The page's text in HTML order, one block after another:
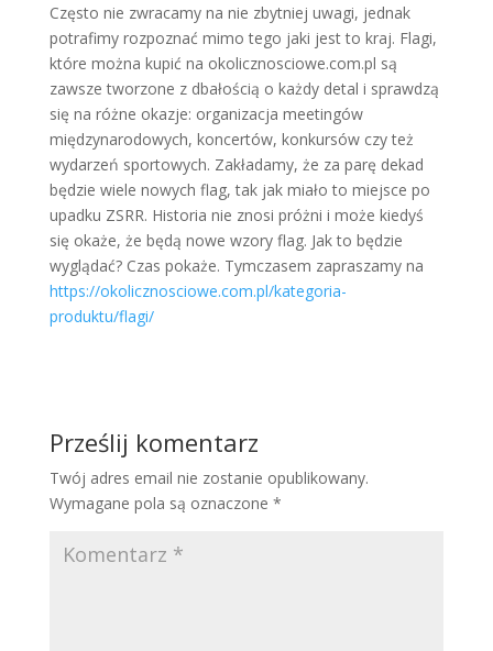
Często nie zwracamy na nie zbytniej uwagi, jednak
potrafimy rozpoznać mimo tego jaki jest to kraj. Flagi,
które można kupić na okolicznosciowe.com.pl są
zawsze tworzone z dbałością o każdy detal i sprawdzą
się na różne okazje: organizacja meetingów
międzynarodowych, koncertów, konkursów czy też
wydarzeń sportowych. Zakładamy, że za parę dekad
będzie wiele nowych flag, tak jak miało to miejsce po
upadku ZSRR. Historia nie znosi próżni i może kiedyś
się okaże, że będą nowe wzory flag. Jak to będzie
wyglądać? Czas pokaże. Tymczasem zapraszamy na
https://okolicznosciowe.com.pl/kategoria-
produktu/flagi/
Prześlij komentarz
Twój adres email nie zostanie opublikowany.
Wymagane pola są oznaczone *